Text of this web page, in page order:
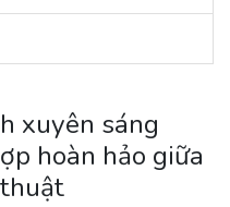
xuyên sáng
hoàn hảo giữa